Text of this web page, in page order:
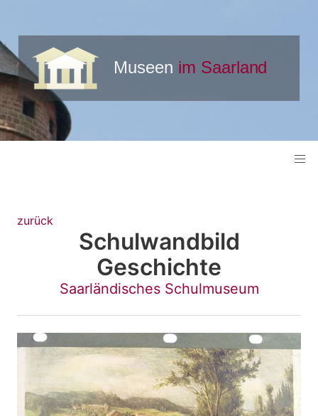
zurück
Schulwandbild
Geschichte
Saarländisches Schulmuseum